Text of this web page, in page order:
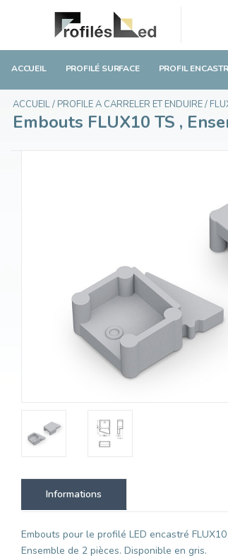
ACCUEIL PROFILÉ SURFACE PROFIL
Embouts FLUX10 TS ,
ACCUEIL/ PROFILE A CARRELER ET ENDUIRE/
Embouts FLUX10 TS ,
Informations
Embouts pour le profilé LED encastré FLUX10
Ensemble de 2 pièces. Disponible en gris.